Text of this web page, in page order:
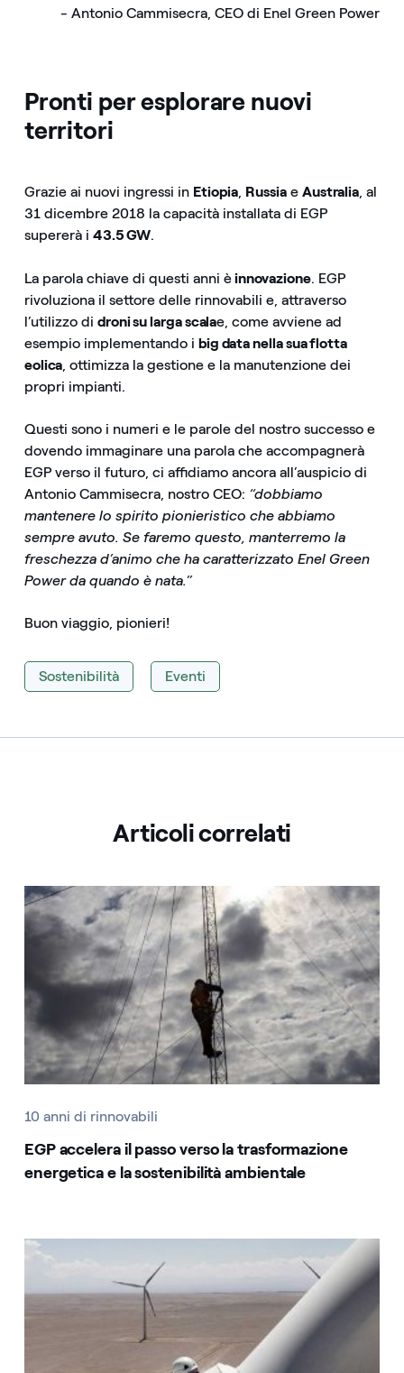
- Antonio Cammisecra, CEO di Enel Green Power
Pronti per esplorare nuovi
territori
Grazie ai nuovi ingressi in Etiopia, Russiae Australia, al
31 dicembre 2018 la capacità installata di EGP
supererà i 43.5 GW.
La parola chiave di questi anni èinnovazione. EGP
rivoluziona il settore delle rinnovabili e, attraverso
l’utilizzo di droni su larga scalae, come avviene ad
esempio implementando i big data nella sua flotta
eolica , ottimizza la gestione e la manutenzione dei
propri impianti.
Questi sono i numeri e le parole del nostro successo e
dovendo immaginare una parola che accompagnerà
EGP verso il futuro, ci affidiamo ancora all’auspicio di
Antonio Cammisecra, nostro CEO: “dobbiamo
mantenere lo spirito pionieristico che abbiamo
sempre avuto. Se faremo questo, manterremo la
freschezza d’animo che ha caratterizzato Enel Green
Power da quando è nata.”
Buon viaggio, pionieri!
Sostenibilità Eventi
Articoli correlati
10 anni di rinnovabili
EGP accelera il passo verso la trasformazione
energetica e la sostenibilità ambientale